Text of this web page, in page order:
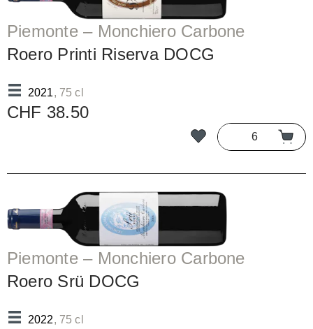
Piemonte – Monchiero Carbone
Roero Printi Riserva DOCG
2021, 75 cl
CHF 38.50
Piemonte – Monchiero Carbone
Roero Srü DOCG
2022, 75 cl